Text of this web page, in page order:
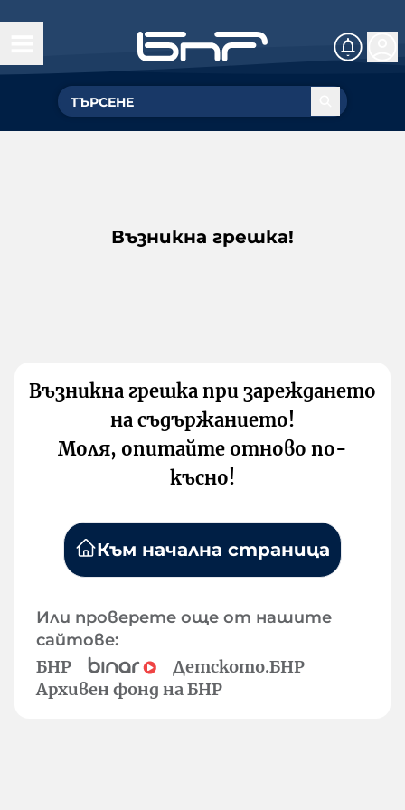
Възникна грешка!
Възникна грешка при зареждането
на съдържанието!
Моля, опитайте отново по-
късно!
Към начална страница
Или проверете още от нашите
сайтове:
БНР
Детското.БНР
Архивен фонд на БНР